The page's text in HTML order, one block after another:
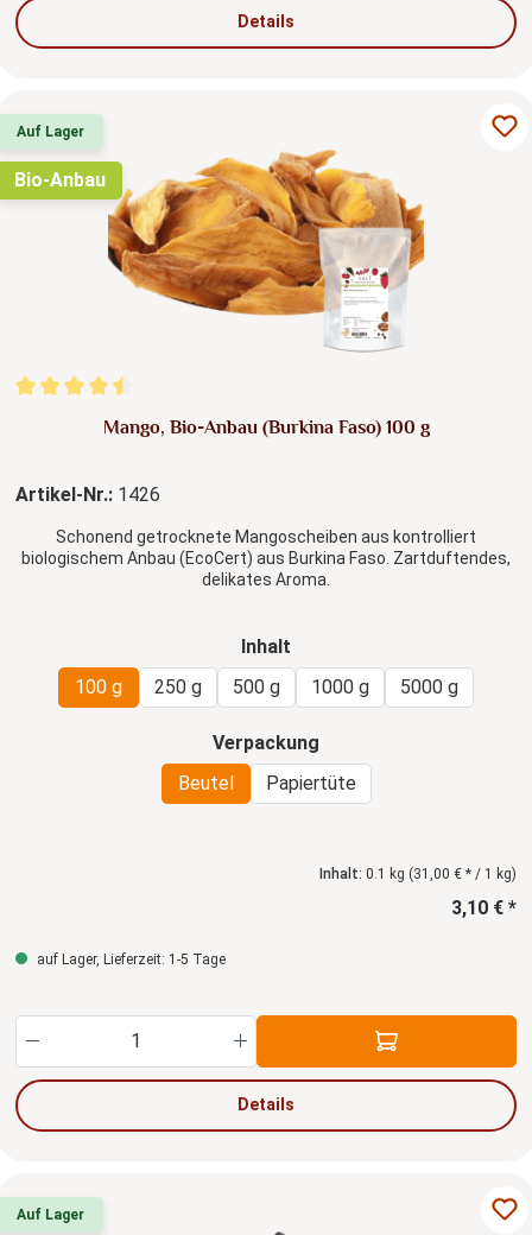
Details
Bio-Anbau
Auf Lager
Durchschnittliche Bewertung von 4.61 von 5 Sternen
Mango, Bio-Anbau (Burkina Faso) 100 g
Artikel-Nr.: 1426
Schonend getrocknete Mangoscheiben aus kontrolliert
biologischem Anbau (EcoCert) aus Burkina Faso. Zartduftendes,
delikates Aroma.
Inhalt
100 g
250 g 500 g 1000 g 5000 g
Verpackung
Beutel
Papiertüte
Inhalt: 0.1 kg (31,00 € * / 1 kg)
3,10 € *
auf Lager, Lieferzeit: 1-5 Tage
Produkt Anzahl: Gib den gewünschten Wert
Details
Auf Lager